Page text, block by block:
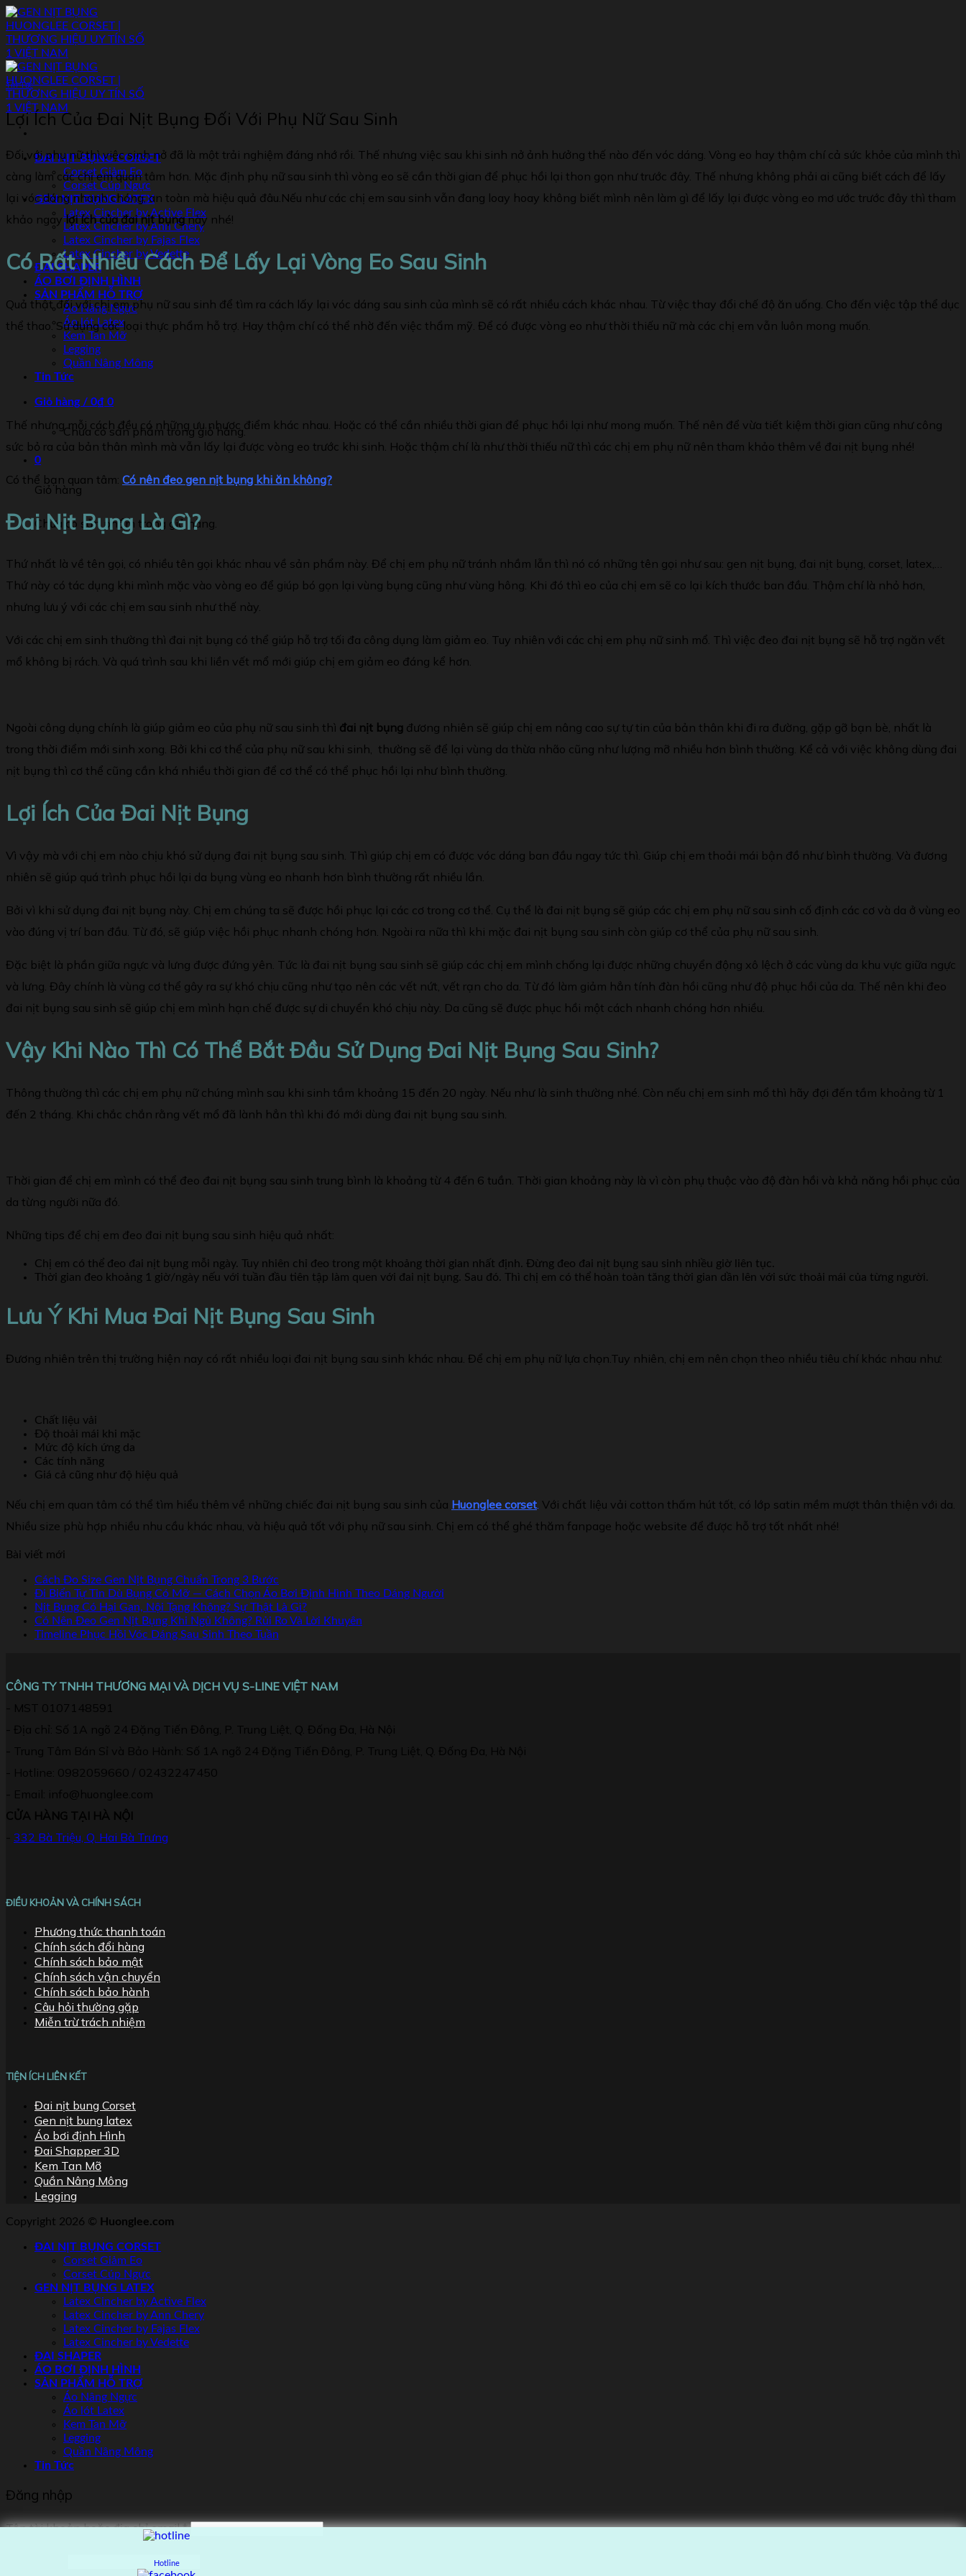
Skip
to
content
ĐAI NỊT BỤNG CORSET
Corset Giảm Eo
Corset Cúp Ngực
GEN NỊT BỤNG LATEX
Latex Cincher by Active Flex
Latex Cincher by Ann Chery
Latex Cincher by Fajas Flex
Latex Cincher by Vedette
ĐAI SHAPER
ÁO BƠI ĐỊNH HÌNH
SẢN PHẨM HỖ TRỢ
Áo Nâng Ngực
Áo lót Latex
Kem Tan Mỡ
Legging
Quần Nâng Mông
Tin Tức
Giỏ hàng / 0₫ 0
Chưa có sản phẩm trong giỏ hàng.
0
Giỏ hàng
Chưa có sản phẩm trong giỏ hàng.
Tin Tức
Lợi Ích Của Đai Nịt Bụng Đối Với Phụ Nữ Sau Sinh
Đối với phụ nữ thì việc sinh nở đã là một trải nghiệm đáng nhớ rồi. Thế nhưng việc sau khi sinh nở ảnh hưởng thế nào đến vóc dáng. Vòng eo hay thậm chí cả sức khỏe của mình thì
càng làm các chị em quan tâm hơn. Mặc định phụ nữ sau sinh thì vòng eo sẽ cần thời gian để phục hồi lại thon gọn như trước đây. Thế nhưng không phải ai cũng biết cách để lấy
lại vóc dáng nhanh chóng, an toàn mà hiệu quả đâu.Nếu như các chị em sau sinh vẫn đang loay hoay không biết mình nên làm gì để lấy lại được vòng eo mơ ước trước đây thì tham
khảo ngaylợi ích của đai nịt bụngnày nhé!
Có Rất Nhiều Cách Để Lấy Lại Vòng Eo Sau Sinh
Quả thật đối với chị em phụ nữ sau sinh để tìm ra cách lấy lại vóc dáng sau sinh của mình sẽ có rất nhiều cách khác nhau. Từ việc thay đổi chế độ ăn uống. Cho đến việc tập thể dục
thể thao. Sử dụng các loại thực phẩm hỗ trợ. Hay thậm chí có thể nhờ đến việc thẩm mỹ. Để có được vòng eo như thời thiếu nữ mà các chị em vẫn luôn mong muốn.
Thế nhưng mỗi cách đều có những ưu nhược điểm khác nhau. Hoặc có thể cần nhiều thời gian để phục hồi lại như mong muốn. Thế nên để vừa tiết kiệm thời gian cũng như công
sức bỏ ra của bản thân mình mà vẫn lấy lại được vòng eo trước khi sinh. Hoặc thậm chí là như thời thiếu nữ thì các chị em phụ nữ nên tham khảo thêm về đai nịt bụng nhé!
Có thể bạn quan tâm: Có nên đeo gen nịt bụng khi ăn không?
Đai Nịt Bụng Là Gì?
Thứ nhất là về tên gọi, có nhiều tên gọi khác nhau về sản phẩm này. Để chị em phụ nữ tránh nhầm lẫn thì nó có những tên gọi như sau: gen nịt bụng, đai nịt bụng, corset, latex,…
Thứ này có tác dụng khi mình mặc vào vòng eo để giúp bó gọn lại vùng bụng cũng như vùng hông. Khi đó thì eo của chị em sẽ co lại kích thước ban đầu. Thậm chí là nhỏ hơn,
nhưng lưu ý với các chị em sau sinh như thế này.
Với các chị em sinh thường thì đai nịt bụng có thể giúp hỗ trợ tối đa công dụng làm giảm eo. Tuy nhiên với các chị em phụ nữ sinh mổ. Thì việc đeo đai nịt bụng sẽ hỗ trợ ngăn vết
mổ không bị rách. Và quá trình sau khi liền vết mổ mới giúp chị em giảm eo đáng kể hơn.
Ngoài công dụng chính là giúp giảm eo của phụ nữ sau sinh thì đai nịt bụng đương nhiên sẽ giúp chị em nâng cao sự tự tin của bản thân khi đi ra đường, gặp gỡ bạn bè, nhất là
trong thời điểm mới sinh xong. Bởi khi cơ thể của phụ nữ sau khi sinh, thường sẽ để lại vùng da thừa nhão cũng như lượng mỡ nhiều hơn bình thường. Kể cả với việc không dùng đai
nịt bụng thì cơ thể cũng cần khá nhiều thời gian để cơ thể có thể phục hồi lại như bình thường.
Lợi Ích Của Đai Nịt Bụng
Vì vậy mà với chị em nào chịu khó sử dụng đai nịt bụng sau sinh. Thì giúp chị em có được vóc dáng ban đầu ngay tức thì. Giúp chị em thoải mái bận đồ như bình thường. Và đương
nhiên sẽ giúp quá trình phục hồi lại da bụng vùng eo nhanh hơn bình thường rất nhiều lần.
Bởi vì khi sử dụng đai nịt bụng này. Chị em chúng ta sẽ được hồi phục lại các cơ trong cơ thể. Cụ thể là đai nịt bụng sẽ giúp các chị em phụ nữ sau sinh cố định các cơ và da ở vùng eo
vào đúng vị trí ban đầu. Từ đó, sẽ giúp việc hồi phục nhanh chóng hơn. Ngoài ra nữa thì khi mặc đai nịt bụng sau sinh còn giúp cơ thể của phụ nữ sau sinh.
Đặc biệt là phần giữa ngực và lưng được đứng yên. Tức là đai nịt bụng sau sinh sẽ giúp các chị em mình chống lại được những chuyển động xô lệch ở các vùng da khu vực giữa ngực
và lưng. Đây chính là vùng cơ thể gây ra sự khó chịu cũng như tạo nên các vết nứt, vết rạn cho da. Từ đó làm giảm hẳn tính đàn hồi cũng như độ phục hồi của da. Thế nên khi đeo
đai nịt bụng sau sinh sẽ giúp chị em mình hạn chế được sự di chuyển khó chịu này. Da cũng sẽ được phục hồi một cách nhanh chóng hơn nhiều.
Vậy Khi Nào Thì Có Thể Bắt Đầu Sử Dụng Đai Nịt Bụng Sau Sinh?
Thông thường thì các chị em phụ nữ chúng mình sau khi sinh tầm khoảng 15 đến 20 ngày. Nếu như là sinh thường nhé. Còn nếu chị em sinh mổ thì hãy đợi đến tầm khoảng từ 1
đến 2 tháng. Khi chắc chắn rằng vết mổ đã lành hẳn thì khi đó mới dùng đai nịt bụng sau sinh.
Thời gian để chị em mình có thể đeo đai nịt bụng sau sinh trung bình là khoảng từ 4 đến 6 tuần. Thời gian khoảng này là vì còn phụ thuộc vào độ đàn hồi và khả năng hồi phục của
da từng người nữa đó.
Những tips để chị em đeo đai nịt bụng sau sinh hiệu quả nhất:
Chị em có thể đeo đai nịt bụng mỗi ngày. Tuy nhiên chỉ đeo trong một khoảng thời gian nhất định. Đừng đeo đai nịt bụng sau sinh nhiều giờ liên tục.
Thời gian đeo khoảng 1 giờ/ngày nếu với tuần đầu tiên tập làm quen với đai nịt bụng. Sau đó. Thì chị em có thể hoàn toàn tăng thời gian dần lên với sức thoải mái của từng người.
Lưu Ý Khi Mua Đai Nịt Bụng Sau Sinh
Đương nhiên trên thị trường hiện nay có rất nhiều loại đai nịt bụng sau sinh khác nhau. Để chị em phụ nữ lựa chọn.Tuy nhiên, chị em nên chọn theo nhiều tiêu chí khác nhau như:
Chất liệu vải
Độ thoải mái khi mặc
Mức độ kích ứng da
Các tính năng
Giá cả cũng như độ hiệu quả
Nếu chị em quan tâm có thể tìm hiểu thêm về những chiếc đai nịt bụng sau sinh của Huonglee corset Với chất liệu vải cotton thấm hút tốt, có lớp satin mềm mượt thân thiện với da.
Nhiều size phù hợp nhiều nhu cầu khác nhau, và hiệu quả tốt với phụ nữ sau sinh. Chị em có thể ghé thăm fanpage hoặc website để được hỗ trợ tốt nhất nhé!
Bài viết mới
Cách Đo Size Gen Nịt Bụng Chuẩn Trong 3 Bước
Đi Biển Tự Tin Dù Bụng Có Mỡ — Cách Chọn Áo Bơi Định Hình Theo Dáng Người
Nịt Bụng Có Hại Gan, Nội Tạng Không? Sự Thật Là Gì?
Có Nên Đeo Gen Nịt Bụng Khi Ngủ Không? Rủi Ro Và Lời Khuyên
Timeline Phục Hồi Vóc Dáng Sau Sinh Theo Tuần
CÔNG TY TNHH THƯƠNG MẠI VÀ DỊCH VỤ S-LINE VIỆT NAM
332 Bà Triệu, Q. Hai Bà Trưng
ĐIỀU KHOẢN VÀ CHÍNH SÁCH
Phương thức thanh toán
Chính sách đổi hàng
Chính sách bảo mật
Chính sách vận chuyển
Chính sách bảo hành
Câu hỏi thường gặp
Miễn trừ trách nhiệm
TIỆN ÍCH LIÊN KẾT
Đai nịt bung Corset
Gen nịt bung latex
Áo bơi định Hình
Đai Shapper 3D
Kem Tan Mỡ
Quần Nâng Mông
Legging
Copyright 2026 © Huonglee.com
ĐAI NỊT BỤNG CORSET
Corset Giảm Eo
Corset Cúp Ngực
GEN NỊT BỤNG LATEX
Latex Cincher by Active Flex
Latex Cincher by Ann Chery
Latex Cincher by Fajas Flex
Latex Cincher by Vedette
ĐAI SHAPER
ÁO BƠI ĐỊNH HÌNH
SẢN PHẨM HỖ TRỢ
Áo Nâng Ngực
Áo lót Latex
Kem Tan Mỡ
Legging
Quần Nâng Mông
Tin Tức
Hotline
Đăng nhập
Tên tài khoản hoặc địa chỉ email*